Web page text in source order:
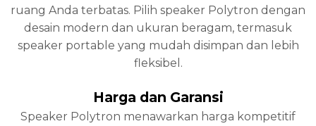
ruang Anda terbatas. Pilih speaker Polytron dengan
desain modern dan ukuran beragam, termasuk
speaker portable yang mudah disimpan dan lebih
fleksibel.
Harga dan Garansi
Speaker Polytron menawarkan harga kompetitif